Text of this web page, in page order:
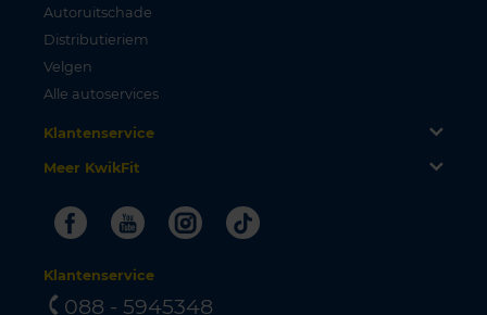
Autoruitschade
Distributieriem
Velgen
Alle autoservices
Klantenservice
Meer KwikFit
FacebookYoutubeInstagram
Tiktok
Klantenservice
088 - 5945348